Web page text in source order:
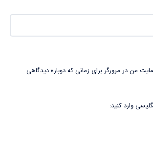
من در مرورگر برای زمانی که دوباره دیدگاهی
وارد کنید: